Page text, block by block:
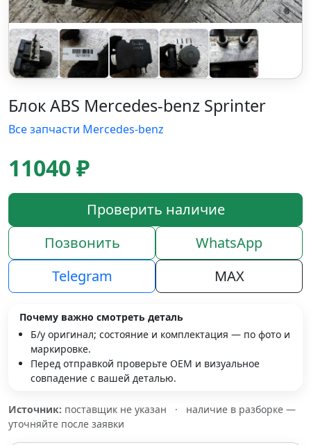
Блок ABS Mercedes-benz Sprinter
Все запчасти Mercedes-benz
11040 ₽
Проверить наличие
Позвонить
WhatsApp
Telegram
MAX
Почему важно смотреть деталь
Б/у оригинал; состояние и комплектация — по фото и
маркировке.
Перед отправкой проверьте OEM и визуальное
совпадение с вашей деталью.
Источник: поставщик не указан ·
наличие в разборке —
уточняйте после заявки